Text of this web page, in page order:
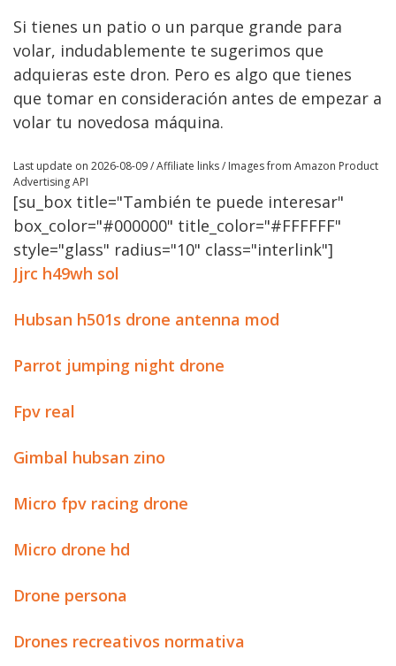
Si tienes un patio o un parque grande para
volar, indudablemente te sugerimos que
adquieras este dron. Pero es algo que tienes
que tomar en consideración antes de empezar a
volar tu novedosa máquina.
Last update on 2026-08-09 / Affiliate links / Images from Amazon Product
Advertising API
[su_box title="También te puede interesar"
box_color="#000000" title_color="#FFFFFF"
style="glass" radius="10" class="interlink"]
Jjrc h49wh sol
Hubsan h501s drone antenna mod
Parrot jumping night drone
Fpv real
Gimbal hubsan zino
Micro fpv racing drone
Micro drone hd
Drone persona
Drones recreativos normativa